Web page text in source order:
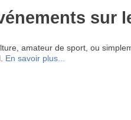
sur
amateur de sport, ou
En savoir plus...